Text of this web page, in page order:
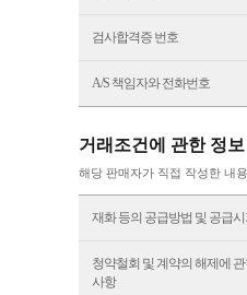
검사합격증 번호
A/S 책임자와 전화번호
거래조건에 관한 정보
해당 판매자가 직접 작성한 내
재화 등의 공급방법 및 공급시
청약철회 및 계약의 해제에
사항